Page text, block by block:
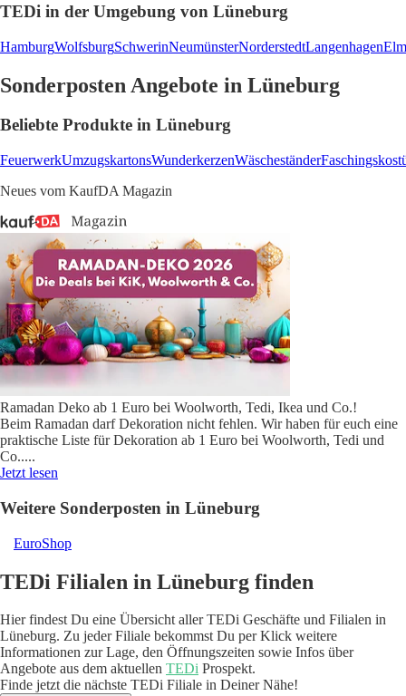
TEDi in der Umgebung von Lüneburg
HamburgWolfsburgSchwerinNeumünsterNorderstedtLangenhagen
Sonderposten Angebote in Lüneburg
Beliebte Produkte in Lüneburg
FeuerwerkUmzugskartonsWunderkerzenWäscheständer
Neues vom KaufDA Magazin
Ramadan Deko ab 1 Euro bei Woolworth, Tedi, Ikea und Co.!
Beim Ramadan darf Dekoration nicht fehlen. Wir haben für euch eine
praktische Liste für Dekoration ab 1 Euro bei Woolworth, Tedi und
Co.....
Jetzt lesen
Weitere Sonderposten in Lüneburg
EuroShop
TEDi Filialen in Lüneburg finden
Hier findest Du eine Übersicht aller TEDi Geschäfte und Filialen in
Lüneburg. Zu jeder Filiale bekommst Du per Klick weitere
Informationen zur Lage, den Öffnungszeiten sowie Infos über
Angebote aus dem aktuellen TEDi Prospekt.
Finde jetzt die nächste TEDi Filiale in Deiner Nähe!